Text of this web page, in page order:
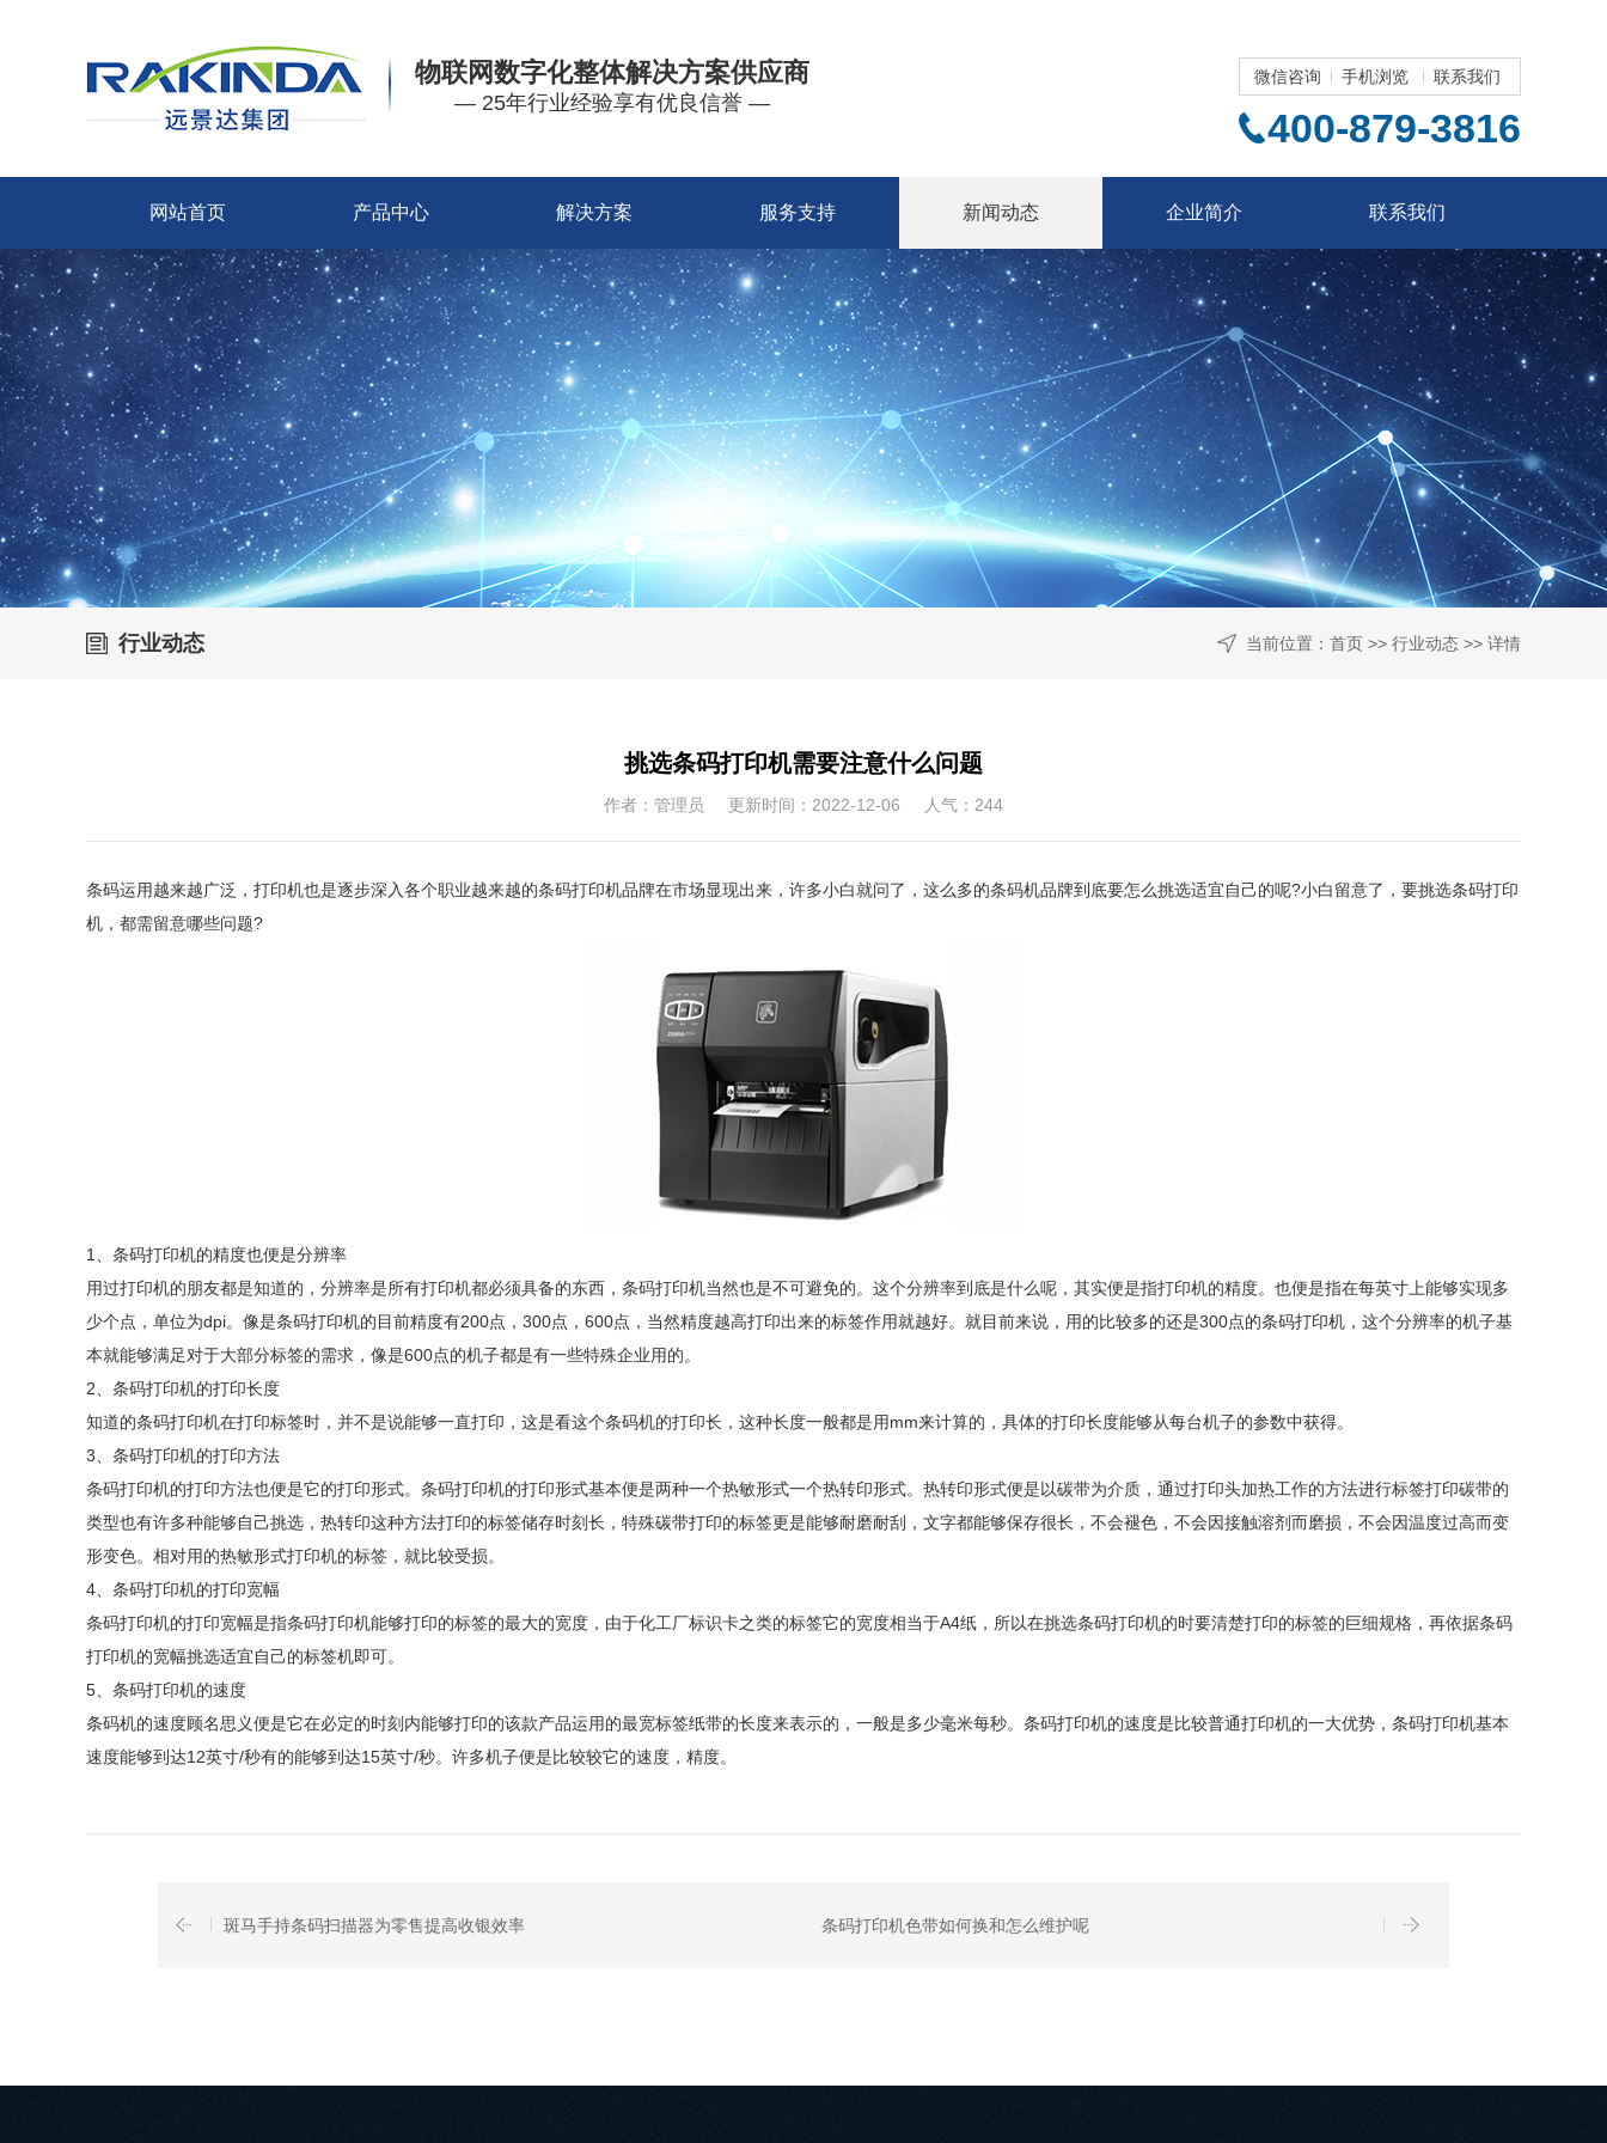
物联网数字化整体解决方案供应商
— 25年行业经验享有优良信誉 —
微信咨询 手机浏览 联系我们
400-879-3816
网站首页 产品中心 解决方案 服务支持 新闻动态 企业简介 联系我们
行业动态 当前位置： 首页 >> 行业动态 >> 详情
挑选条码打印机需要注意什么问题
作者：管理员 更新时间：2022-12-06 人气： 244
条码运用越来越广泛，打印机也是逐步深入各个职业越来越的条码打印机品牌在市场显现出来，许多小白就问了，这么多的条码机品牌到底要怎么挑选适宜自己的呢?小白留意了，要挑选条码打印
机，都需留意哪些问题?
1、条码打印机的精度也便是分辨率
用过打印机的朋友都是知道的，分辨率是所有打印机都必须具备的东西，条码打印机当然也是不可避免的。这个分辨率到底是什么呢，其实便是指打印机的精度。也便是指在每英寸上能够实现多
少个点，单位为dpi。像是条码打印机的目前精度有200点，300点，600点，当然精度越高打印出来的标签作用就越好。就目前来说，用的比较多的还是300点的条码打印机，这个分辨率的机子基
本就能够满足对于大部分标签的需求，像是600点的机子都是有一些特殊企业用的。
2、条码打印机的打印长度
知道的条码打印机在打印标签时，并不是说能够一直打印，这是看这个条码机的打印长，这种长度一般都是用mm来计算的，具体的打印长度能够从每台机子的参数中获得。
3、条码打印机的打印方法
条码打印机的打印方法也便是它的打印形式。条码打印机的打印形式基本便是两种一个热敏形式一个热转印形式。热转印形式便是以碳带为介质，通过打印头加热工作的方法进行标签打印碳带的
类型也有许多种能够自己挑选，热转印这种方法打印的标签储存时刻长，特殊碳带打印的标签更是能够耐磨耐刮，文字都能够保存很长，不会褪色，不会因接触溶剂而磨损，不会因温度过高而变
形变色。相对用的热敏形式打印机的标签，就比较受损。
4、条码打印机的打印宽幅
条码打印机的打印宽幅是指条码打印机能够打印的标签的最大的宽度，由于化工厂标识卡之类的标签它的宽度相当于A4纸，所以在挑选条码打印机的时要清楚打印的标签的巨细规格，再依据条码
打印机的宽幅挑选适宜自己的标签机即可。
5、条码打印机的速度
条码机的速度顾名思义便是它在必定的时刻内能够打印的该款产品运用的最宽标签纸带的长度来表示的，一般是多少毫米每秒。条码打印机的速度是比较普通打印机的一大优势，条码打印机基本
速度能够到达12英寸/秒有的能够到达15英寸/秒。许多机子便是比较较它的速度，精度。
斑马手持条码扫描器为零售提高收银效率 条码打印机色带如何换和怎么维护呢